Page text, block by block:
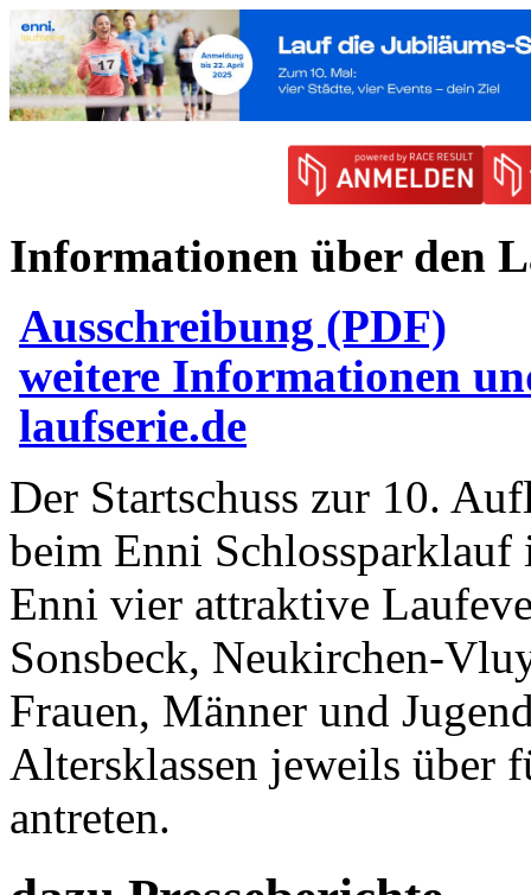
Informationen über den
Ausschreibung (PDF)
weitere Informationen
laufserie.de
​Der Startschuss zur 10.
beim Enni
Enni vier attraktive
Sonsbeck, Neukirchen-
Frauen, Männer und
Altersklassen jeweils über
antreten.